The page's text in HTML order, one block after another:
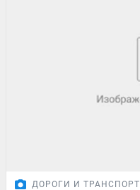
ДОРОГИ И ТРАНСПОРТ